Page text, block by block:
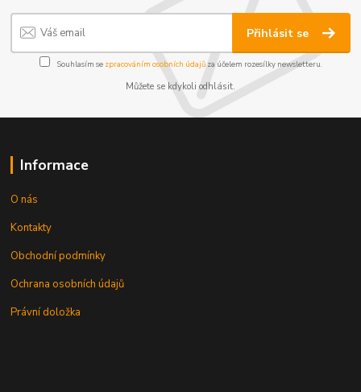
Přihlásit se
Souhlasím se zpracováním osobních údajůza účelem rozesílky newsletteru.
Můžete se kdykoli odhlásit.
Informace
O nás
Kontakty
Obchodní podmínky
Ochrana osobních údajů
Právní doložka